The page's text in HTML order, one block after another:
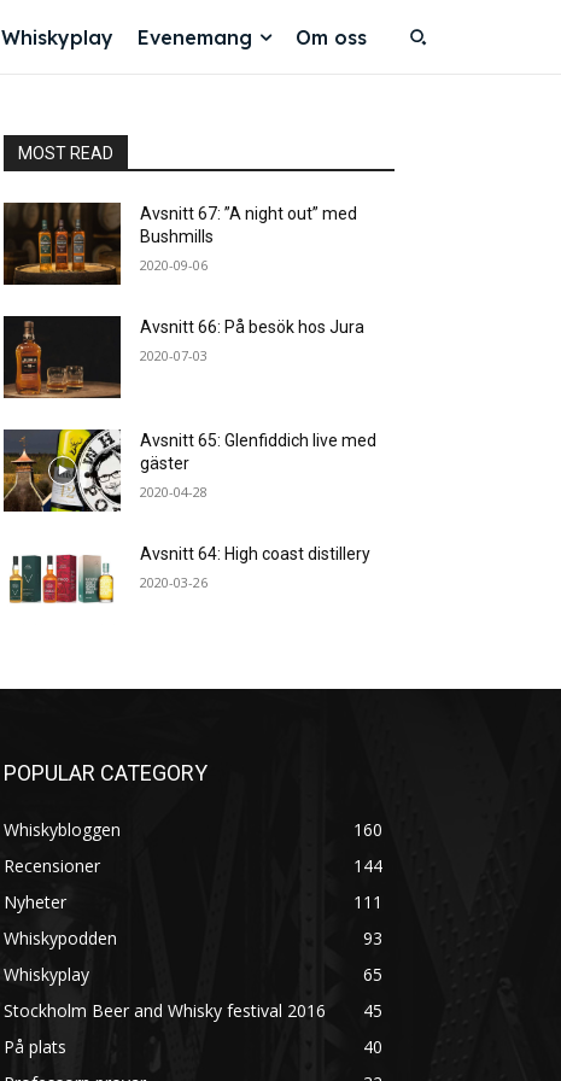
Whiskyplay Evenemang Om oss
MOST READ
Avsnitt 67: ”A night out” med
Bushmills
2020-09-06
Avsnitt 66: På besök hos Jura
2020-07-03
Avsnitt 65: Glenfiddich live med
gäster
2020-04-28
Avsnitt 64: High coast distillery
2020-03-26
POPULAR CATEGORY
Whiskybloggen
160
Recensioner
144
Nyheter
111
Whiskypodden
93
Whiskyplay
65
Stockholm Beer and Whisky festival 2016
45
På plats
40